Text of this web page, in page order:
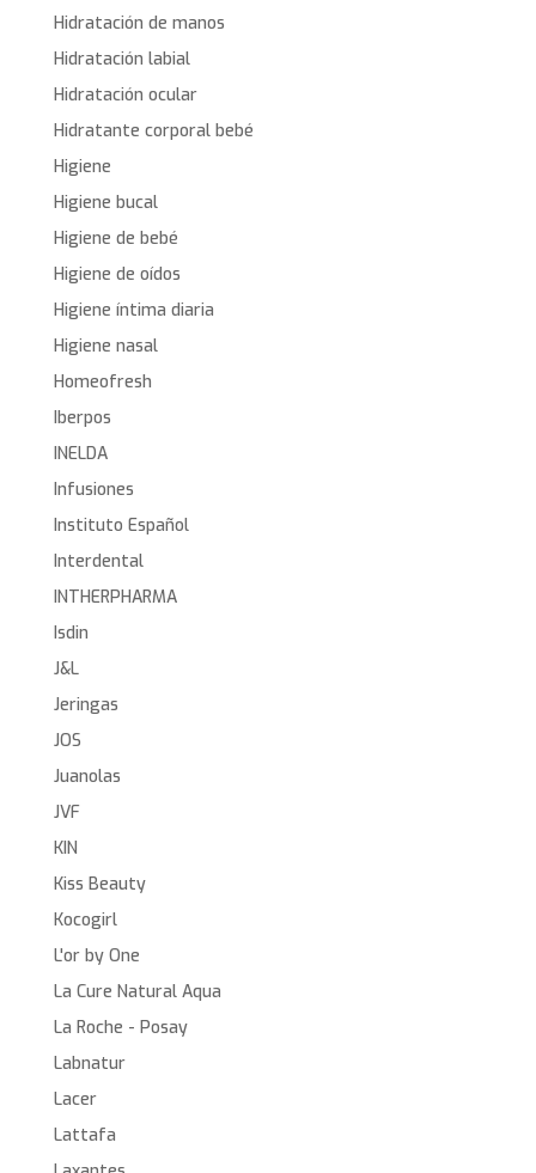
Hidratación de manos
Hidratación labial
Hidratación ocular
Hidratante corporal bebé
Higiene
Higiene bucal
Higiene de bebé
Higiene de oídos
Higiene íntima diaria
Higiene nasal
Homeofresh
Iberpos
INELDA
Infusiones
Instituto Español
Interdental
INTHERPHARMA
Isdin
J&L
Jeringas
JOS
Juanolas
JVF
KIN
Kiss Beauty
Kocogirl
L'or by One
La Cure Natural Aqua
La Roche - Posay
Labnatur
Lacer
Lattafa